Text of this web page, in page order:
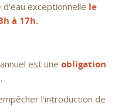
exceptionnelle le
à 17h.
est une obligation
l’introduction de